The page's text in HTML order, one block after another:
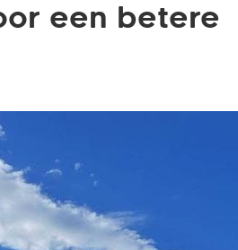
een betere
Georgia te
bedrijf dat
de planeet en